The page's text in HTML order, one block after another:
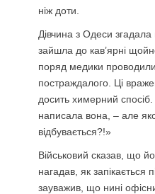
ніж доти.
Дівчина з Одеси
зайшла до кав’ярні
поряд медики
постраждалого. Ці
досить химерний
написала вона, – але
відбувається?!»
Військовий сказав, що
нагадав, як запікається
зауважив, що нині